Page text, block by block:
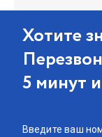
Хотите
5 минут
Введите ваш